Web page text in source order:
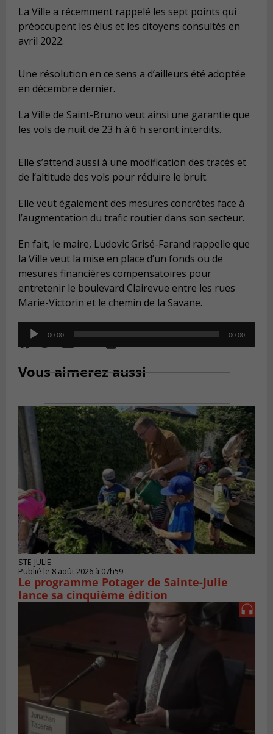
La Ville a récemment rappelé les sept points qui
préoccupent les élus et les citoyens consultés en
avril 2022.
Une résolution en ce sens a d’ailleurs été adoptée
en décembre dernier.
La Ville de Saint-Bruno veut ainsi une garantie que
les vols de nuit de 23 h à 6 h seront interdits.
Elle s’attend aussi à une modification des tracés et
de l’altitude des vols pour réduire le bruit.
Elle veut également des mesures concrètes face à
l’augmentation du trafic routier dans son secteur.
En fait, le maire, Ludovic Grisé-Farand rappelle que
la Ville veut la mise en place d’un fonds ou de
mesures financières compensatoires pour
entretenir le boulevard Clairevue entre les rues
Marie-Victorin et le chemin de la Savane.
Audio
Player
00:00 00:00
Vous aimerez aussi
STE-JULIE
Publié le 8 août 2026 à 07h59
Le programme Potager de Sainte-Julie
lance sa cinquième édition